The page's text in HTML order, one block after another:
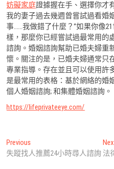
妨礙家庭證據握在手、選擇你才
我的妻子過去幾週曾嘗試過看婚
事……我做錯了什麼？”如果你像
樣，那麼你已經嘗試過最常用的
諮詢。婚姻諮詢幫助已婚夫婦重
懷。關注的是，已婚夫婦通常只
專業指導。存在並且可以使用許
是最常用的表格：基於網絡的婚
個人婚姻諮詢; 和集體婚姻諮詢。
https://lifeprivateeye.com/
文
章
Previous
post:
失蹤找人推薦24小時尋人諮詢 法